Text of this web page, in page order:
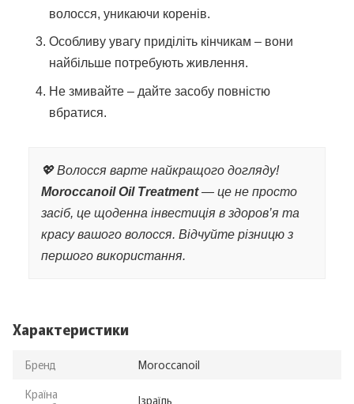
волосся, уникаючи коренів.
Особливу увагу приділіть кінчикам – вони
найбільше потребують живлення.
Не змивайте – дайте засобу повністю
вбратися.
💖 Волосся варте найкращого догляду!
Moroccanoil Oil Treatment— це не просто
засіб, це щоденна інвестиція в здоров’я та
красу вашого волосся. Відчуйте різницю з
першого використання.
Характеристики
Бренд
Moroccanoil
Країна
Ізраїль